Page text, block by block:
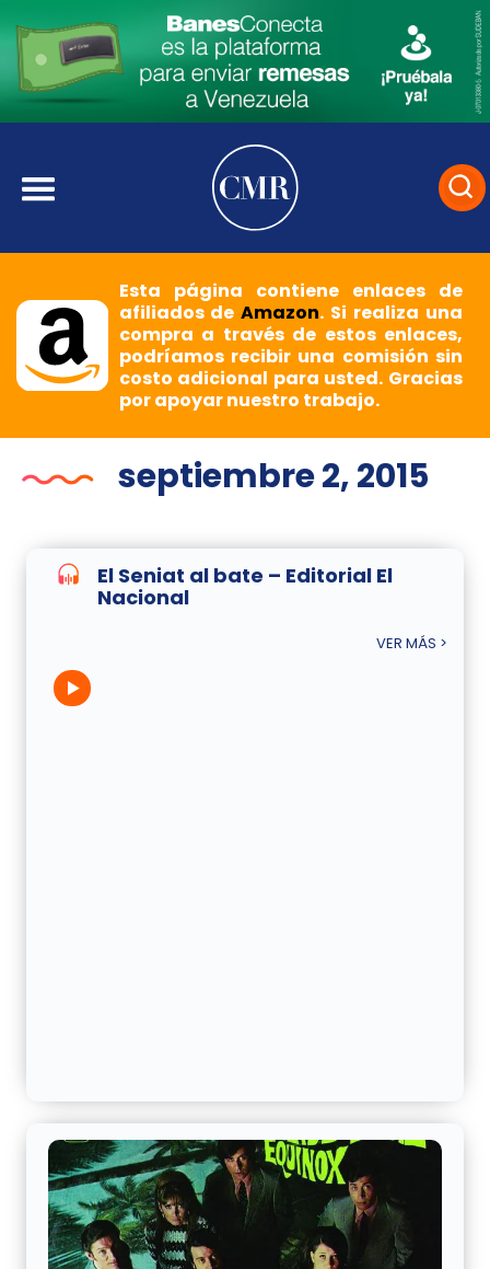
Esta página contiene enlaces de
afiliados deAmazon. Si realiza una
compra a través de estos enlaces,
podríamos recibir una comisión sin
costo adicional para usted. Gracias
por apoyar nuestro trabajo.
septiembre 2, 2015
El Seniat al bate – Editorial El
Nacional
VER MÁS >